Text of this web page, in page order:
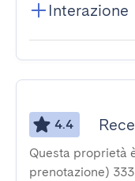
Interazione
4.4
Questa proprietà
prenotazione)